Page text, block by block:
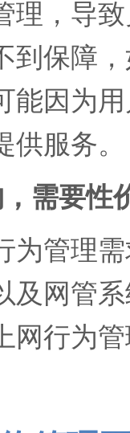
理，导
到保障
能因为
服务。
需要性
为管理
及网管
网行为